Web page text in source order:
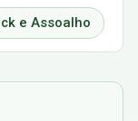
e Assoalho